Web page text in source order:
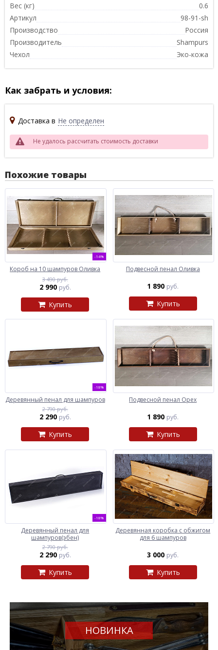
Вес (кг)
0.6
Артикул
98-91-sh
Производство
Россия
Производитель
Shampurs
Чехол
Эко-кожа
Как забрать и условия:
Доставка в Не определен
Не удалось рассчитать стоимость доставки
Похожие товары
-14%
Короб на 10 шампуров Оливка
3 490 руб.
2 990 руб.
Купить
Подвесной пенал Оливка
1 890 руб.
Купить
-18%
Деревянный пенал для шампуров
2 790 руб.
2 290 руб.
Купить
Подвесной пенал Орех
1 890 руб.
Купить
-18%
Деревянный пенал для
шампуров(эбен)
2 790 руб.
2 290 руб.
Купить
Деревянная коробка с обжигом
для 6 шампуров
3 000 руб.
Купить
НОВИНКА